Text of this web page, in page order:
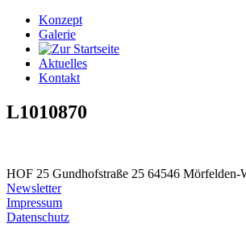
Konzept
Galerie
Aktuelles
Kontakt
L1010870
HOF 25 Gundhofstraße 25 64546 Mörfelden-
Newsletter
Impressum
Datenschutz